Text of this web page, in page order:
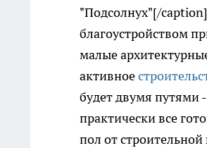
"Подсолнух"[/
благоустройством
малые
активное
будет двумя путями
практически все
пол от